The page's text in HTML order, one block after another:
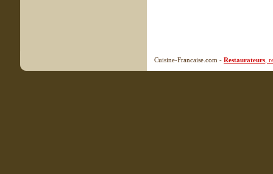
Cuisine-Francaise.com - Restaurateurs ,